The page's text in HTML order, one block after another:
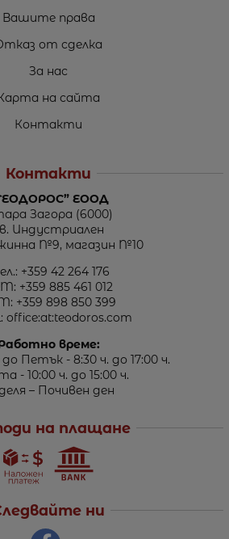
Вашите права
от сделка
За нас
на сайта
Контакти
Контакти
ЕООД
Загора (6000)
Индустриален
№9, магазин №10
+359 42 264 176
+359 885 461 012
+359 898 850 399
office:at:teodoros.com
време:
Петък - 8:30 ч. до 17:00 ч.
- 10:00 ч. до 15:00 ч.
– Почивен ден
на плащане
ни